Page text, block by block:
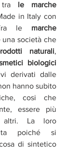
le marche
in Italy con
le marche
una società che
naturali
biologici
derivati dalle
hanno subito
cosi che
essere più
altri. La loro
poiché si
di sintetico